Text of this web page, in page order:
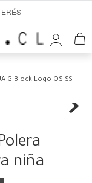
G Block Logo OS SS
niña